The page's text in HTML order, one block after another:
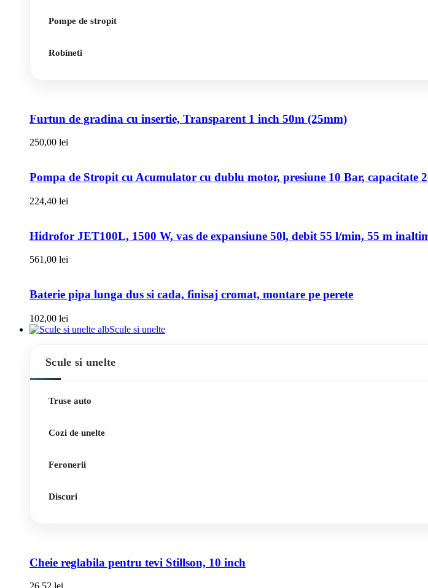
Pompe de stropit
Robineti
Furtun de gradina cu insertie, Transparent 1 inch 50m (25mm)
250,00 lei
Pompa de Stropit cu Acumulator cu dublu motor, presiune 10 Bar, capacitate
224,40 lei
Hidrofor JET100L, 1500 W, vas de expansiune 50l, debit 55 l/min, 55 m
561,00 lei
Baterie pipa lunga dus si cada, finisaj cromat, montare pe perete
102,00 lei
Scule si unelte
Scule si unelte
Truse auto
Cozi de unelte
Feronerii
Discuri
Cheie reglabila pentru tevi Stillson, 10 inch